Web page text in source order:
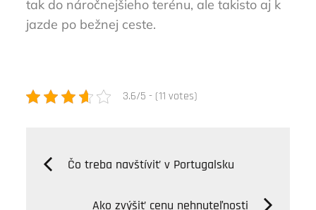
tak do náročnejšieho terénu, ale takisto aj k
jazde po bežnej ceste.
3.6/5 - (11 votes)
Navigácia
Čo treba navštíviť v Portugalsku
Ako zvýšiť cenu nehnuteľnosti